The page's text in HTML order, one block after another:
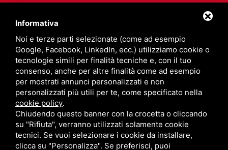
Informativa
Noi e terze parti selezionate (come ad esempio
Google, Facebook, LinkedIn, ecc.) utilizziamo cookie o
tecnologie simili per finalità tecniche e, con il tuo
consenso, anche per altre finalità come ad esempio
per mostrati annunci personalizzati e non
personalizzati più utili per te, come specificato nella
cookie policy.
Chiudendo questo banner con la crocetta o cliccando
su "Rifiuta", verranno utilizzati solamente cookie
tecnici. Se vuoi selezionare i cookie da installare,
clicca su "Personalizza". Se preferisci, puoi